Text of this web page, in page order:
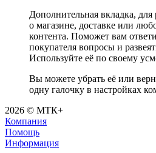
Дополнительная вкладка,
о магазине, доставке или
контента. Поможет вам
покупателя вопросы и
Используйте её по своему
Вы можете убрать её или
одну галочку в настройках
2026 © МТК+
Компания
Помощь
Информация